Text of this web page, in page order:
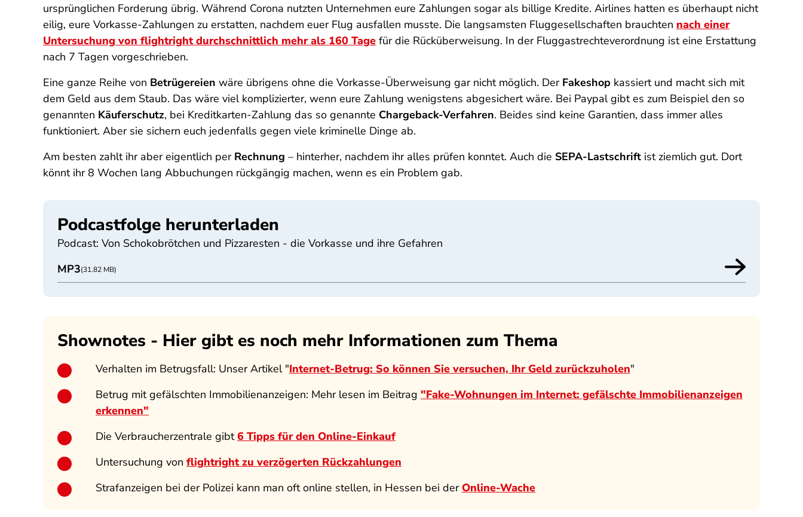
ursprünglichen Forderung übrig. Während Corona nutzten Unternehmen eure Zahlungen sogar als billige Kredite. Airlines hatten es überhaupt nicht
eilig, eure Vorkasse-Zahlungen zu erstatten, nachdem euer Flug ausfallen musste. Die langsamsten Fluggesellschaften brauchten nach einer
Untersuchung von flightright durchschnittlich mehr als 160 Tage für die Rücküberweisung. In der Fluggastrechteverordnung ist eine Erstattung
nach 7 Tagen vorgeschrieben.
Eine ganze Reihe von Betrügereien wäre übrigens ohne die Vorkasse-Überweisung gar nicht möglich. Der Fakeshop kassiert und macht sich mit
dem Geld aus dem Staub. Das wäre viel komplizierter, wenn eure Zahlung wenigstens abgesichert wäre. Bei Paypal gibt es zum Beispiel den so
genannten Käuferschutz, bei Kreditkarten-Zahlung das so genannte Chargeback-Verfahren. Beides sind keine Garantien, dass immer alles
funktioniert. Aber sie sichern euch jedenfalls gegen viele kriminelle Dinge ab.
Am besten zahlt ihr aber eigentlich per Rechnung – hinterher, nachdem ihr alles prüfen konntet. Auch die SEPA-Lastschrift ist ziemlich gut. Dort
könnt ihr 8 Wochen lang Abbuchungen rückgängig machen, wenn es ein Problem gab.
Podcastfolge herunterladen
Podcast: Von Schokobrötchen und Pizzaresten - die Vorkasse und ihre Gefahren
MP3(31.82 MB)
Shownotes - Hier gibt es noch mehr Informationen zum Thema
Verhalten im Betrugsfall: Unser Artikel "Internet-Betrug: So können Sie versuchen, Ihr Geld zurückzuholen"
Betrug mit gefälschten Immobilienanzeigen: Mehr lesen im Beitrag "Fake-Wohnungen im Internet: gefälschte Immobilienanzeigen
erkennen"
Die Verbraucherzentrale gibt6 Tipps für den Online-Einkauf
Untersuchung von flightright zu verzögerten Rückzahlungen
Strafanzeigen bei der Polizei kann man oft online stellen, in Hessen bei der Online-Wache